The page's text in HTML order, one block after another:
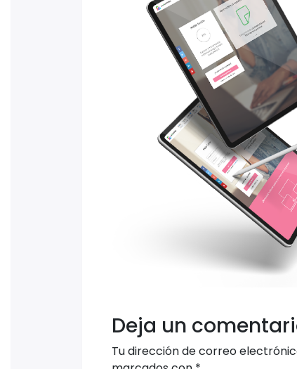
Deja un
Tu dirección de correo